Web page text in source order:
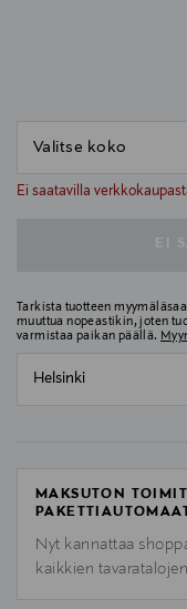
Ei saatavilla
null
Tarkista tuotteen
muuttua nopeastikin, joten
varmistaa paikan päällä.
Helsinki
MAKSUTON
Nyt kannattaa
kaikkien